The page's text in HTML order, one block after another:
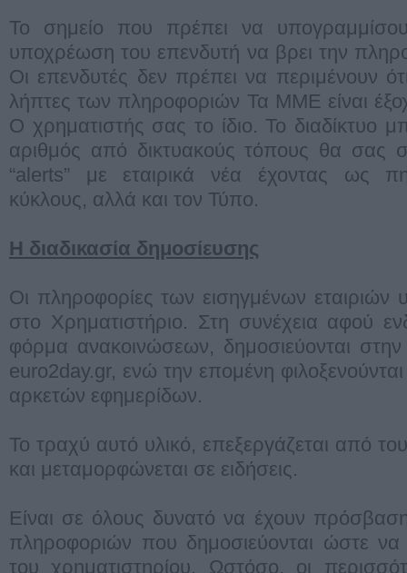
Το σημείο που πρέπει να
υποχρέωση του επενδυτή να βρει την
Οι επενδυτές δεν πρέπει να περιμένουν
λήπτες των πληροφοριών Τα ΜΜΕ είναι
Ο χρηματιστής σας το ίδιο. Το διαδίκτυο
αριθμός από δικτυακούς τόπους θα σας
“alerts” με εταιρικά νέα έχοντας ως
κύκλους, αλλά και τον Τύπο.
Η διαδικασία δημοσίευσης
Οι πληροφορίες των εισηγμένων εταιριών
στο Χρηματιστήριο. Στη συνέχεια αφού
φόρμα ανακοινώσεων, δημοσιεύονται
euro2day.gr, ενώ την επομένη φιλοξενούνται
αρκετών εφημερίδων.
Το τραχύ αυτό υλικό, επεξεργάζεται από
και μεταμορφώνεται σε ειδήσεις.
Είναι σε όλους δυνατό να έχουν
πληροφοριών που δημοσιεύονται ώστε να
του χρηματιστηρίου. Ωστόσο, οι